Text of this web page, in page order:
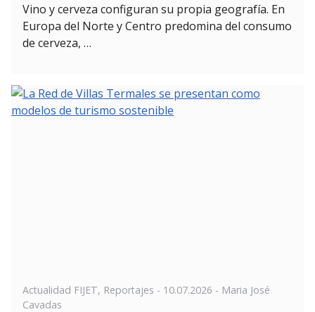
Vino y cerveza configuran su propia geografía. En
Europa del Norte y Centro predomina del consumo
de cerveza, …
Actualidad FIJET, Reportajes - Posted
10.07.2026 - Maria José
Cavadas